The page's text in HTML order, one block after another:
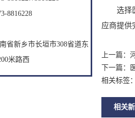
8816228
省新乡市长垣市308省道东
米路西
选择医
应商提供
上一篇：
下一篇：
相关标签
相关